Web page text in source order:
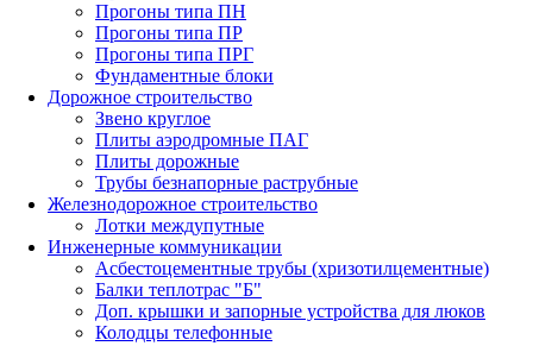
Прогоны типа ПН
Прогоны типа ПР
Прогоны типа ПРГ
Фундаментные блоки
Дорожное строительство
Звено круглое
Плиты аэродромные ПАГ
Плиты дорожные
Трубы безнапорные раструбные
Железнодорожное строительство
Лотки междупутные
Инженерные коммуникации
Асбестоцементные трубы (хризотилцементные)
Балки теплотрас "Б"
Доп. крышки и запорные устройства для люков
Колодцы телефонные